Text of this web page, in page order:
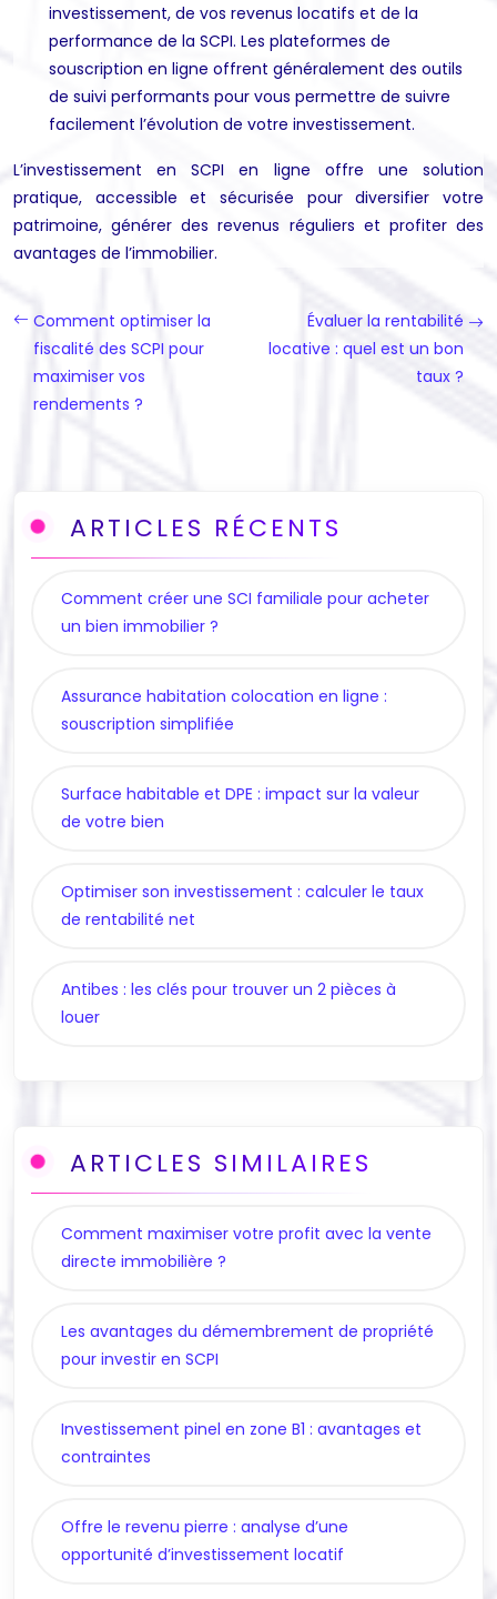
investissement, de vos revenus locatifs et de la
performance de la SCPI. Les plateformes de
souscription en ligne offrent généralement des outils
de suivi performants pour vous permettre de suivre
facilement l’évolution de votre investissement.
L’investissement en SCPI en ligne offre une solution
pratique, accessible et sécurisée pour diversifier votre
patrimoine, générer des revenus réguliers et profiter des
avantages de l’immobilier.
Comment optimiser la
fiscalité des SCPI pour
maximiser vos
rendements ?
Évaluer la rentabilité
locative : quel est un bon
taux ?
ARTICLES RÉCENTS
Comment créer une SCI familiale pour acheter
un bien immobilier ?
Assurance habitation colocation en ligne :
souscription simplifiée
Surface habitable et DPE : impact sur la valeur
de votre bien
Optimiser son investissement : calculer le taux
de rentabilité net
Antibes : les clés pour trouver un 2 pièces à
louer
ARTICLES SIMILAIRES
Comment maximiser votre profit avec la vente
directe immobilière ?
Les avantages du démembrement de propriété
pour investir en SCPI
Investissement pinel en zone B1 : avantages et
contraintes
Offre le revenu pierre : analyse d’une
opportunité d’investissement locatif